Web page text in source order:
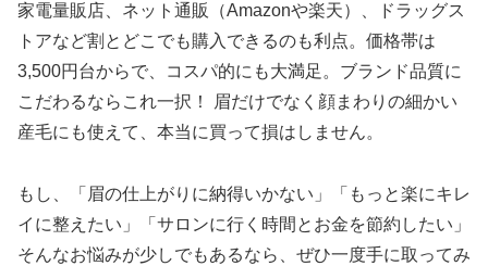
家電量販店、ネット通販（Amazonや楽天）、ドラッグス
トアなど割とどこでも購入できるのも利点。価格帯は
3,500円台からで、コスパ的にも大満足。ブランド品質に
こだわるならこれ一択！ 眉だけでなく顔まわりの細かい
産毛にも使えて、本当に買って損はしません。
もし、「眉の仕上がりに納得いかない」「もっと楽にキレ
イに整えたい」「サロンに行く時間とお金を節約したい」
そんなお悩みが少しでもあるなら、ぜひ一度手に取ってみ